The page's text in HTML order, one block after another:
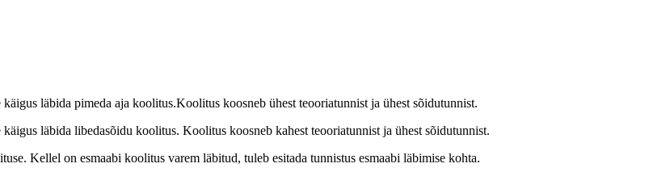
läbida pimeda aja koolitus.Koolitus koosneb ühest teooriatunnist ja ühest sõidutunnist.
läbida libedasõidu koolitus. Koolitus koosneb kahest teooriatunnist ja ühest sõidutunnist.
Kellel on esmaabi koolitus varem läbitud, tuleb esitada tunnistus esmaabi läbimise kohta.